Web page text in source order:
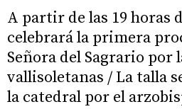
A partir de las 19 horas
celebrará la primera
Señora del Sagrario por
vallisoletanas / La talla
la catedral por el